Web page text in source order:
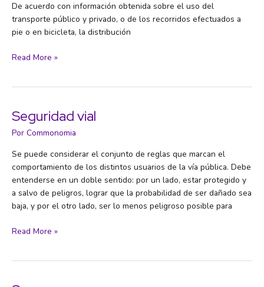
De acuerdo con información obtenida sobre el uso del
transporte público y privado, o de los recorridos efectuados a
pie o en bicicleta, la distribución
Reparto
Read More »
Seguridad vial
Por Commonomia
Se puede considerar el conjunto de reglas que marcan el
comportamiento de los distintos usuarios de la vía pública. Debe
entenderse en un doble sentido: por un lado, estar protegido y
a salvo de peligros, lograr que la probabilidad de ser dañado sea
baja, y por el otro lado, ser lo menos peligroso posible para
Seguridad
Read More »